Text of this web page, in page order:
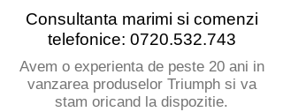
Consultanta marimi si comenzi
telefonice: 0720.532.743
Avem o experienta de peste 20 ani in
vanzarea produselor Triumph si va
stam oricand la dispozitie.